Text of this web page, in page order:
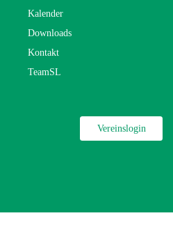
Kalender
Downloads
Kontakt
TeamSL
Vereinslogin